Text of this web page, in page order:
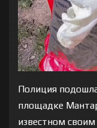
Полиция
площадке
известном